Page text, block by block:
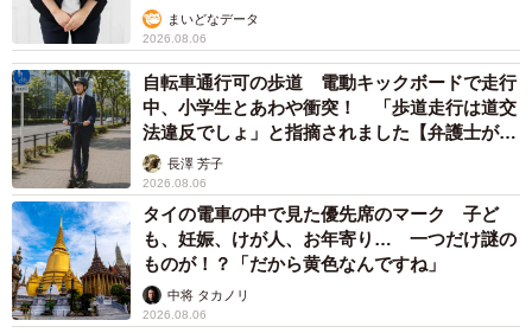
まいどなデータ
2026.08.06
自転車通行可の歩道 電動キックボードで走行
中、小学生とあわや衝突！ 「歩道走行は道交
法違反でしょ」と指摘されました【弁護士が解
説】長澤 芳子
2026.08.06
タイの電車の中で見た優先席のマーク 子ど
も、妊娠、けが人、お年寄り… 一つだけ謎の
ものが！？「だから黄色なんですね」
中将 タカノリ
2026.08.06